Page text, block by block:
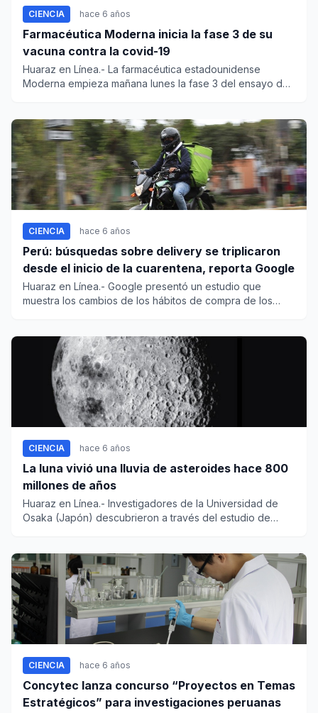
CIENCIA hace 6 años
Farmacéutica Moderna inicia la fase 3 de su
vacuna contra la covid-19
Huaraz en Línea.- La farmacéutica estadounidense
Moderna empieza mañana lunes la fase 3 del ensayo de
CIENCIA hace 6 años
Perú: búsquedas sobre delivery se triplicaron
desde el inicio de la cuarentena, reporta Google
Huaraz en Línea.- Google presentó un estudio que
muestra los cambios de los hábitos de compra de los
CIENCIA hace 6 años
La luna vivió una lluvia de asteroides hace 800
millones de años
Huaraz en Línea.- Investigadores de la Universidad de
Osaka (Japón) descubrieron a través del estudio de
CIENCIA hace 6 años
Concytec lanza concurso “Proyectos en Temas
Estratégicos” para investigaciones peruanas